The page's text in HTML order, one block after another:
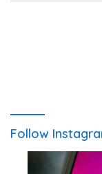
Follow